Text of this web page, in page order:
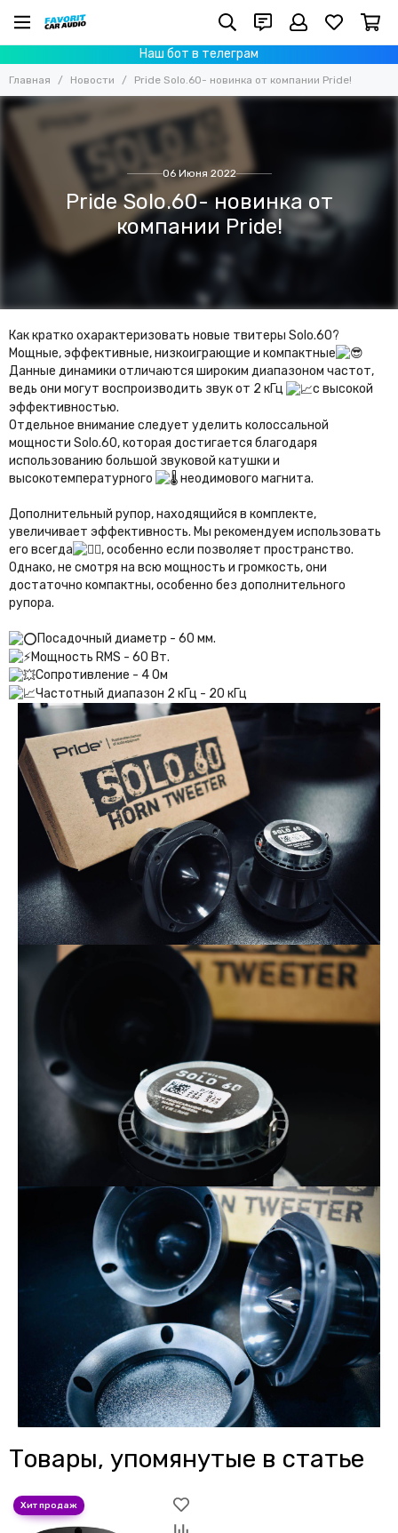
Наш бот в телеграм
Главная Новости Pride Solo.60- новинка от компании Pride!
06 Июня 2022
Pride Solo.60- новинка от
компании Pride!
Как кратко охарактеризовать новые твитеры Solo.60?
Мощные, эффективные, низкоиграющие и компактные
Данные динамики отличаются широким диапазоном частот,
ведь они могут воспроизводить звук от 2 кГц
с высокой
эффективностью.
Отдельное внимание следует уделить колоссальной
мощности Solo.60, которая достигается благодаря
использованию большой звуковой катушки и
высокотемпературного
неодимового магнита.
Дополнительный рупор, находящийся в комплекте,
увеличивает эффективность. Мы рекомендуем использовать
его всегда
, особенно если позволяет пространство.
Однако, не смотря на всю мощность и громкость, они
достаточно компактны, особенно без дополнительного
рупора.
Посадочный диаметр - 60 мм.
Мощность RMS - 60 Вт.
Сопротивление - 4 Ом
Частотный диапазон 2 кГц - 20 кГц
Товары, упомянутые в статье